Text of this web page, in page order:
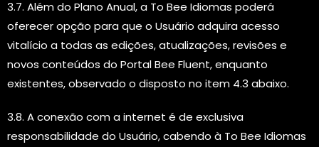
3.7. Além do Plano Anual, a To Bee Idiomas poderá
oferecer opção para que o Usuário adquira acesso
vitalício a todas as edições, atualizações, revisões e
novos conteúdos do Portal Bee Fluent, enquanto
existentes, observado o disposto no item 4.3 abaixo.
3.8. A conexão com a internet é de exclusiva
responsabilidade do Usuário, cabendo à To Bee Idiomas